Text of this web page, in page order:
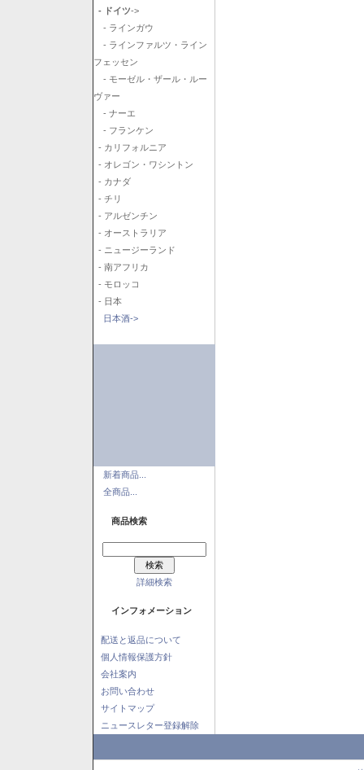
- ドイツ->
- ラインガウ
- ラインファルツ・ライン
フェッセン
- モーゼル・ザール・ルー
ヴァー
- ナーエ
- フランケン
- カリフォルニア
- オレゴン・ワシントン
- カナダ
- チリ
- アルゼンチン
- オーストラリア
- ニュージーランド
- 南アフリカ
- モロッコ
- 日本
日本酒->
新着商品...
全商品...
商品検索
詳細検索
インフォメーション
配送と返品について
個人情報保護方針
会社案内
お問い合わせ
サイトマップ
ニュースレター登録解除